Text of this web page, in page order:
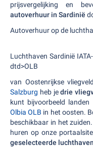
prijsvergelijking en
autoverhuur in Sardinië
Autoverhuur op de
Luchthaven Sardinië
dtd>OLB
van Oostenrijkse
Salzburg heb jedrie
kunt bijvoorbeeld landen
Olbia OLB in het oosten.
beschikbaar in het
huren op onze
geselecteerde luchthaven